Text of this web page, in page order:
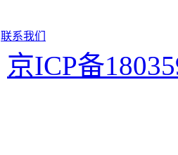
联系我们
京ICP备